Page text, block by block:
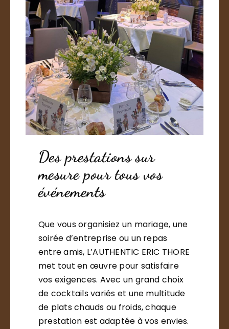
Des prestations sur
mesure pour tous vos
événements
Que vous organisiez un mariage, une
soirée d’entreprise ou un repas
entre amis, L’AUTHENTIC ERIC THORE
met tout en œuvre pour satisfaire
vos exigences. Avec un grand choix
de cocktails variés et une multitude
de plats chauds ou froids, chaque
prestation est adaptée à vos envies.